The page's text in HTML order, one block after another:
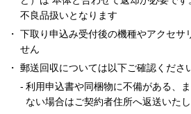
不良品扱いとなります
下取り申込み受付後の機種やアクセサ
せん
郵送回収については以下ご確認くださ
利用申込書や同梱物に不備がある、
ない場合はご契約者住所へ返送いた